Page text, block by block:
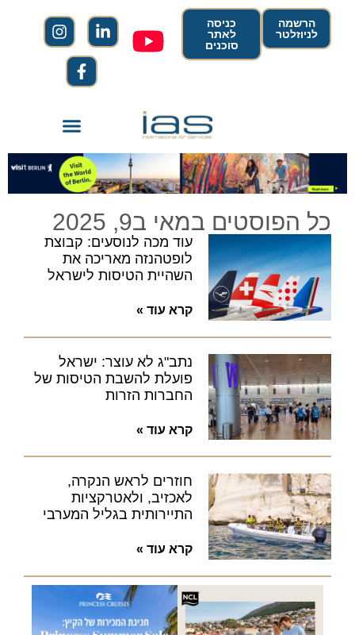
הרשמה
לניוזלטר
כניסה
לאתר
סוכנים
כל הפוסטים במאי ב9, 2025
עוד מכה לנוסעים: קבוצת
לופטהנזה מאריכה את
השהיית הטיסות לישראל
קרא עוד »
נתב"ג לא עוצר: ישראל
פועלת להשבת הטיסות של
החברות הזרות
קרא עוד »
חוזרים לראש הנקרה,
לאכזיב, ולאטרקציות
התיירותית בגליל המערבי
קרא עוד »